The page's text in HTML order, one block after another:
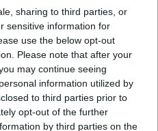
sharing to third parties, or
sensitive information for
use the below opt-out
Please note that after your
may continue seeing
information utilized by
to third parties prior to
opt-out of the further
by third parties on the
lichidează
libidou orgasm